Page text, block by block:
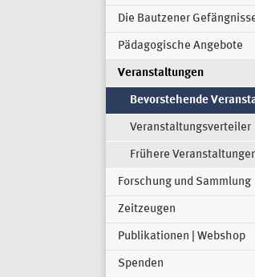
Die Bautzener
Pädagogische Angebote
Veranstaltungen
Bevorstehende
Veranstaltungsverteiler
Frühere
Forschung und Sammlung
Zeitzeugen
Publikationen | Webshop
Spenden